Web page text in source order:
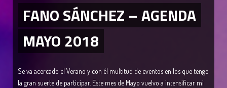
FANO SÁNCHEZ – AGENDA
MAYO 2018
Se va acercado el Verano y con él multitud de eventos en los que tengo
la gran suerte de participar. Este mes de Mayo vuelvo a intensificar mi